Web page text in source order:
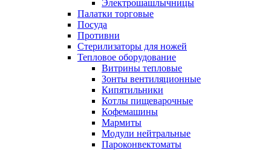
Электрошашлычницы
Палатки торговые
Посуда
Противни
Стерилизаторы для ножей
Тепловое оборудование
Витрины тепловые
Зонты вентиляционные
Кипятильники
Котлы пищеварочные
Кофемашины
Мармиты
Модули нейтральные
Пароконвектоматы